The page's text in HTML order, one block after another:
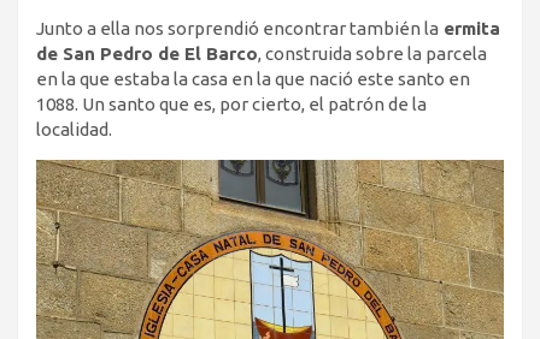
Junto a ella nos sorprendió encontrar también la ermita
de San Pedro de El Barco, construida sobre la parcela
en la que estaba la casa en la que nació este santo en
1088. Un santo que es, por cierto, el patrón de la
localidad.